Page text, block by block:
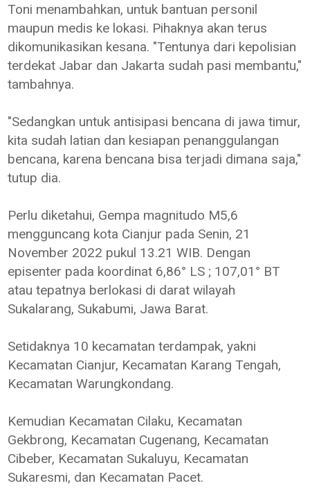
Toni menambahkan, untuk bantuan personil
maupun medis ke lokasi. Pihaknya akan terus
dikomunikasikan kesana. "Tentunya dari kepolisian
terdekat Jabar dan Jakarta sudah pasi membantu,"
tambahnya.
"Sedangkan untuk antisipasi bencana di jawa timur,
kita sudah latian dan kesiapan penanggulangan
bencana, karena bencana bisa terjadi dimana saja,"
tutup dia.
Perlu diketahui, Gempa magnitudo M5,6
mengguncang kota Cianjur pada Senin, 21
November 2022 pukul 13.21 WIB. Dengan
episenter pada koordinat 6,86° LS ; 107,01° BT
atau tepatnya berlokasi di darat wilayah
Sukalarang, Sukabumi, Jawa Barat.
Setidaknya 10 kecamatan terdampak, yakni
Kecamatan Cianjur, Kecamatan Karang Tengah,
Kecamatan Warungkondang.
Kemudian Kecamatan Cilaku, Kecamatan
Gekbrong, Kecamatan Cugenang, Kecamatan
Cibeber, Kecamatan Sukaluyu, Kecamatan
Sukaresmi, dan Kecamatan Pacet.